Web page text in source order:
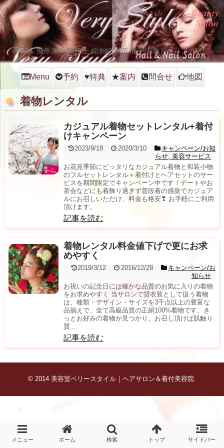
墨田区 曳舟,東向島.押上.錦糸町,浅草.北千住.亀戸エリアの駅近
美容院
Menu 予約 ♥特典 ★案内 問合せ 地図
着物レンタル
カジュアル着物セットレンタル+着付
けキャンペーン
2023/9/18 2020/3/10
キャンペーン/お知
らせ, 美容サービス
お花見季節にピッタリなカジュアル着物と和装小物
のフルセットレンタル＋着付けとヘアセットのサー
ビスを期間限定でキャンペーン中です！デートやお
茶会などにも着飾り過ぎず普段着の感覚でカジュア
ルにお召しいただけ、料金も格安❣ お手軽にご利用
頂けます。
記事を読む
着物レンタル料金値下げで更にお求
めやすく
2019/3/12 2016/12/28
キャンペーン/お
知らせ
お祝いの記念日には確かな品質のお気に入りの着物
をお求めやすく 当サロンで貸衣装として扱う着物
は、種類・デザイン・サイズを3千点以上の豊富な
品揃えで、全て高級品質の正絹100%着物です。き
っとお好みの着物が見つかり、お召し頂けば肌触り
質...
記事を読む
© 2014 美容室ベリースタイル｜ヘアサロン＆着付美容院.